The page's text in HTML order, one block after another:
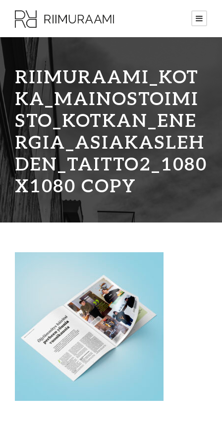
RIIMURAAMI_KOT
KA_MAINOSTOIMI
STO_KOTKAN_ENE
RGIA_ASIAKASLEH
DEN_TAITTO2_1080
X1080 COPY